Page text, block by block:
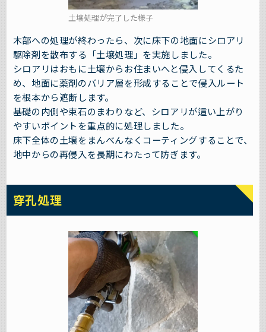
土壌処理が完了した様子
木部への処理が終わったら、次に床下の地面にシロアリ
駆除剤を散布する「土壌処理」を実施しました。
シロアリはおもに土壌からお住まいへと侵入してくるた
め、地面に薬剤のバリア層を形成することで侵入ルート
を根本から遮断します。
基礎の内側や束石のまわりなど、シロアリが這い上がり
やすいポイントを重点的に処理しました。
床下全体の土壌をまんべんなくコーティングすることで、
地中からの再侵入を長期にわたって防ぎます。
穿孔処理